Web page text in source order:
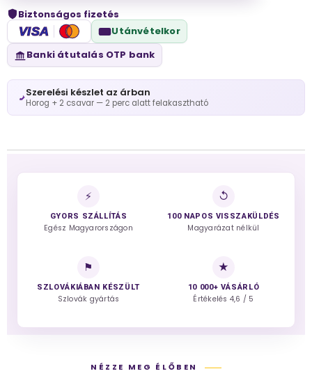
Biztonságos fizetés
VISA
Utánvételkor
Banki átutalás OTP bank
Szerelési készlet az árban
Horog + 2 csavar — 2 perc alatt felakasztható
⚡
GYORS SZÁLLÍTÁS
Egész Magyarországon
↺
100 NAPOS VISSZAKÜLDÉS
Magyarázat nélkül
⚑
SZLOVÁKIÁBAN KÉSZÜLT
Szlovák gyártás
★
10 000+ VÁSÁRLÓ
Értékelés 4,6 / 5
NÉZZE MEG ÉLŐBEN